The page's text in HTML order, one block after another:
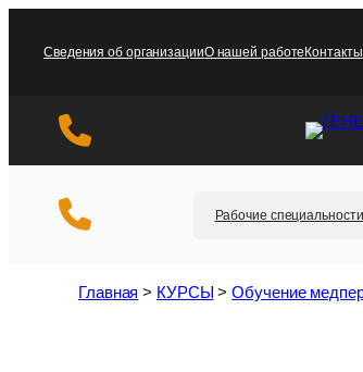
содержимому
Сведения об организацииО нашей работе Контакты
Рабочие специальности
Главная > КУРСЫ >Обучение